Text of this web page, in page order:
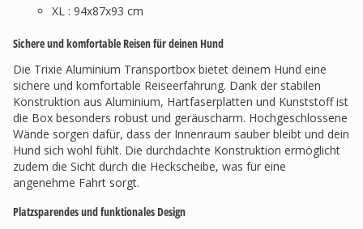
XL : 94x87x93 cm
Sichere und komfortable Reisen für deinen Hund
Die Trixie Aluminium Transportbox bietet deinem Hund eine
sichere und komfortable Reiseerfahrung. Dank der stabilen
Konstruktion aus Aluminium, Hartfaserplatten und Kunststoff ist
die Box besonders robust und geräuscharm. Hochgeschlossene
Wände sorgen dafür, dass der Innenraum sauber bleibt und dein
Hund sich wohl fühlt. Die durchdachte Konstruktion ermöglicht
zudem die Sicht durch die Heckscheibe, was für eine
angenehme Fahrt sorgt.
Platzsparendes und funktionales Design